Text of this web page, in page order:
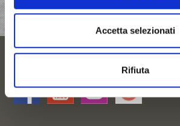
Accetta selezionati
Rifiuta
RICHIESTA